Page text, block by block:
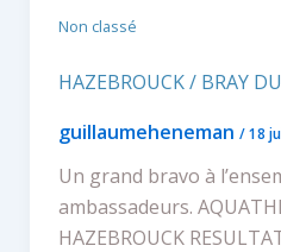
Non classé
HAZEBROUCK / BRAY
guillaumeheneman /18
Un grand bravo à
ambassadeurs.
HAZEBROUCK